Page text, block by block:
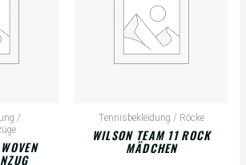
/
Tennisbekleidung / Röcke
WILSON TEAM 11 ROCK
MÄDCHEN